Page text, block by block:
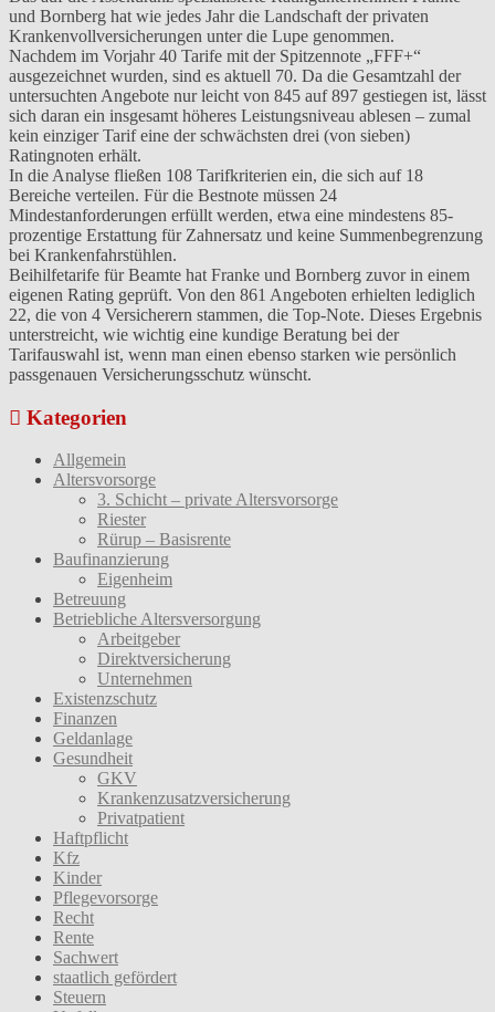
und Bornberg hat wie jedes Jahr die Landschaft der privaten
Krankenvollversicherungen unter die Lupe genommen.
Nachdem im Vorjahr 40 Tarife mit der Spitzennote „FFF+“
ausgezeichnet wurden, sind es aktuell 70. Da die Gesamtzahl der
untersuchten Angebote nur leicht von 845 auf 897 gestiegen ist, lässt
sich daran ein insgesamt höheres Leistungsniveau ablesen – zumal
kein einziger Tarif eine der schwächsten drei (von sieben)
Ratingnoten erhält.
In die Analyse fließen 108 Tarifkriterien ein, die sich auf 18
Bereiche verteilen. Für die Bestnote müssen 24
Mindestanforderungen erfüllt werden, etwa eine mindestens 85-
prozentige Erstattung für Zahnersatz und keine Summenbegrenzung
bei Krankenfahrstühlen.
Beihilfetarife für Beamte hat Franke und Bornberg zuvor in einem
eigenen Rating geprüft. Von den 861 Angeboten erhielten lediglich
22, die von 4 Versicherern stammen, die Top-Note. Dieses Ergebnis
unterstreicht, wie wichtig eine kundige Beratung bei der
Tarifauswahl ist, wenn man einen ebenso starken wie persönlich
passgenauen Versicherungsschutz wünscht.
Kategorien
Allgemein
Altersvorsorge
3. Schicht – private Altersvorsorge
Riester
Rürup – Basisrente
Baufinanzierung
Eigenheim
Betreuung
Betriebliche Altersversorgung
Arbeitgeber
Direktversicherung
Unternehmen
Existenzschutz
Finanzen
Geldanlage
Gesundheit
GKV
Krankenzusatzversicherung
Privatpatient
Haftpflicht
Kfz
Kinder
Pflegevorsorge
Recht
Rente
Sachwert
staatlich gefördert
Steuern